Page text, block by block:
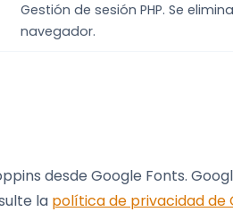
Gestión de sesión PHP. Se
navegador.
desde Google Fonts.
la política de privacidad de